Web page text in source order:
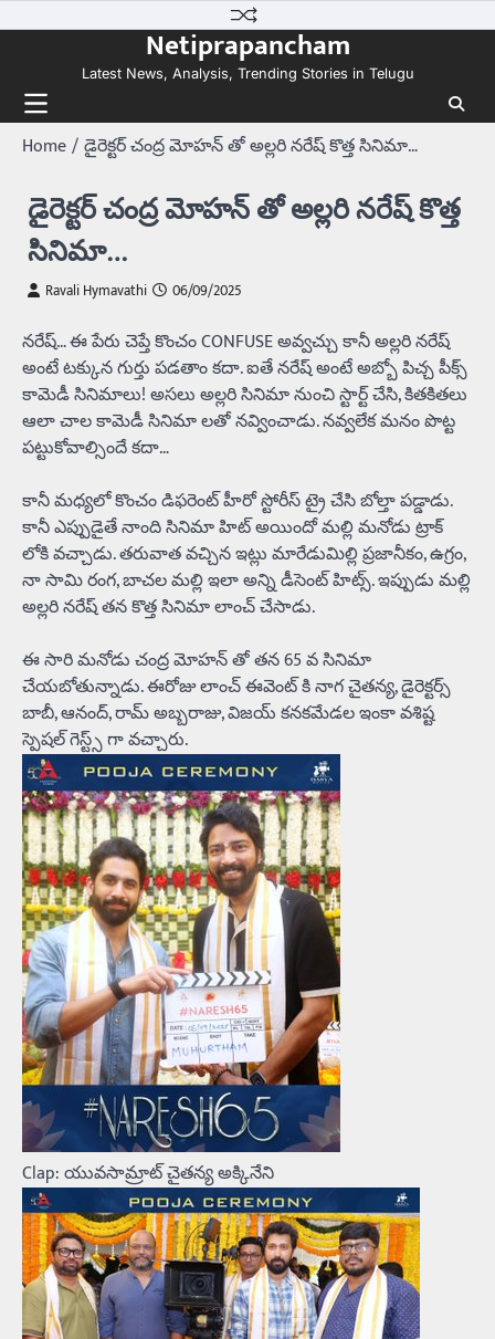
to
Netiprapancham
Latest News, Analysis, Trending Stories in Telugu
Home డైరెక్టర్ చంద్ర మోహన్ తో అల్లరి నరేష్ కొత్త సినిమా…
డైరెక్టర్ చంద్ర మోహన్ తో అల్లరి నరేష్ కొత్త
సినిమా…
Ravali Hymavathi 06/09/2025
నరేష్… ఈ పేరు చెప్తే కొంచం CONFUSE అవ్వచ్చు కానీ అల్లరి నరేష్
అంటే టక్కున గుర్తు పడతాం కదా. ఐతే నరేష్ అంటే అబ్బో పిచ్చ పీక్స్
కామెడీ సినిమాలు! అసలు అల్లరి సినిమా నుంచి స్టార్ట్ చేసి, కితకితలు
ఆలా చాల కామెడీ సినిమా లతో నవ్వించాడు. నవ్వలేక మనం పొట్ట
పట్టుకోవాల్సిందే కదా…
కానీ మధ్యలో కొంచం డిఫరెంట్ హీరో స్టోరీస్ ట్రై చేసి బోల్తా పడ్డాడు.
కానీ ఎప్పుడైతే నాంది సినిమా హిట్ అయిందో మల్లి మనోడు ట్రాక్
లోకి వచ్చాడు. తరువాత వచ్చిన ఇట్లు మారేడుమిల్లి ప్రజానీకం, ఉగ్రం,
నా సామి రంగ, బాచల మల్లి ఇలా అన్ని డీసెంట్ హిట్స్. ఇప్పుడు మల్లి
అల్లరి నరేష్ తన కొత్త సినిమా లాంచ్ చేసాడు.
ఈ సారి మనోడు చంద్ర మోహన్ తో తన 65 వ సినిమా
చేయబోతున్నాడు. ఈరోజు లాంచ్ ఈవెంట్ కి నాగ చైతన్య, డైరెక్టర్స్
బాబీ, ఆనంద్, రామ్ అబ్బరాజు, విజయ్ కనకమేడల ఇంకా వశిష్ట
స్పెషల్ గెస్ట్స్ గా వచ్చారు.
Clap: యువసామ్రాట్ చైతన్య అక్కినేని